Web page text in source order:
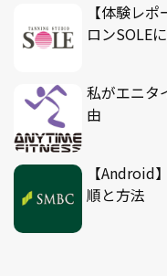
【体験レ
ロンSOLE
私がエニタ
由
【Android
順と方法